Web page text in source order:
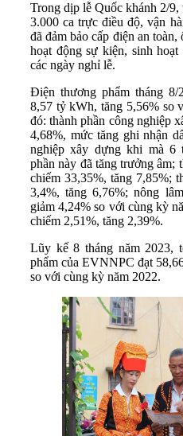
Trong dịp lễ Quốc khánh 2/
3.000 ca trực điều độ, vận
đã đảm bảo cấp điện an
hoạt động sự kiện, sinh
các ngày nghỉ lễ.
Điện thương phẩm tháng
8,57 tỷ kWh, tăng 5,56% so
đó: thành phần công nghiệp
4,68%, mức tăng ghi nhận
nghiệp xây dựng khi mà 6
phần này đã tăng trưởng âm;
chiếm 33,35%, tăng 7,85%;
3,4%, tăng 6,76%; nông
giảm 4,24% so với cùng kỳ
chiếm 2,51%, tăng 2,39%.
Lũy kế 8 tháng năm 2023,
phẩm của EVNNPC đạt
so với cùng kỳ năm 2022.